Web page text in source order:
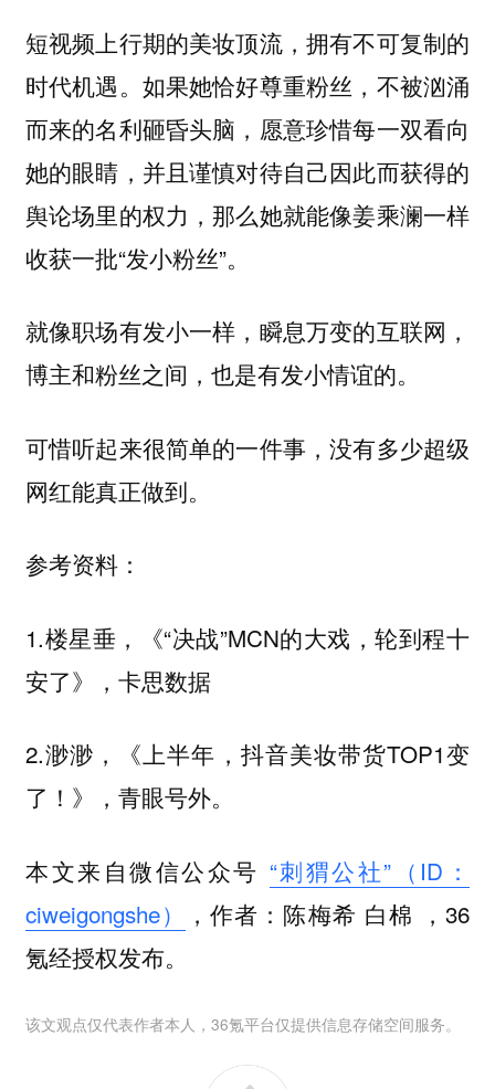
短视频上行期的美妆顶流，拥有不可复制的
时代机遇。如果她恰好尊重粉丝，不被汹涌
而来的名利砸昏头脑，愿意珍惜每一双看向
她的眼睛，并且谨慎对待自己因此而获得的
舆论场里的权力，那么她就能像姜乘澜一样
收获一批“发小粉丝”。
就像职场有发小一样，瞬息万变的互联网，
博主和粉丝之间，也是有发小情谊的。
可惜听起来很简单的一件事，没有多少超级
网红能真正做到。
参考资料：
1.楼星垂，《“决战”MCN的大戏，轮到程十
安了》，卡思数据
2.渺渺，《上半年，抖音美妆带货TOP1变
了！》，青眼号外。
本文来自微信公众号 “刺猬公社”（ID：
ciweigongshe）
，作者：陈梅希 白棉 ，36
氪经授权发布。
该文观点仅代表作者本人，36氪平台仅提供信息存储空间服务。